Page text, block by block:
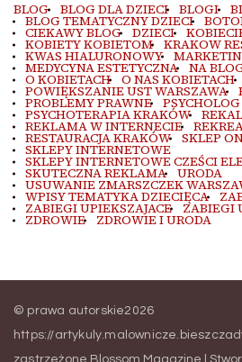
BLOG BLOG DLA DZIECI BLOGI
BLOG TEMATYCZNY DZIECI
CIEKAWY BLOG DZIECI
KOBIETY KOBIETOM KRAKOW
KWAS HIALURONOWY
MEDYCYNA ESTETYCZNA NA
O KOBIETACH O NAS KOBIETACH
POWIĘKSZANIE UST WARSZAWA
PROBLEMY PRAWNE
PSYCHOTERAPIA KRAKÓW
REKLAMA W INTERNECIE
RESTAURACJA KRAKÓW SKLEP
SKLEPY INTERNETOWE
SKLEPY INTERNETOWE CZEŚCI
SKUTECZNA REKLAMA URODA
USUWANIE ZMARSZCZEK
WPISY TEMATYKA DZIECIĘCA
ZABIEGI UPIEKSZAJACE ZABIEGI
ZDROWIE ZDROWIE I URODA
© prawa autorskie2026
https://